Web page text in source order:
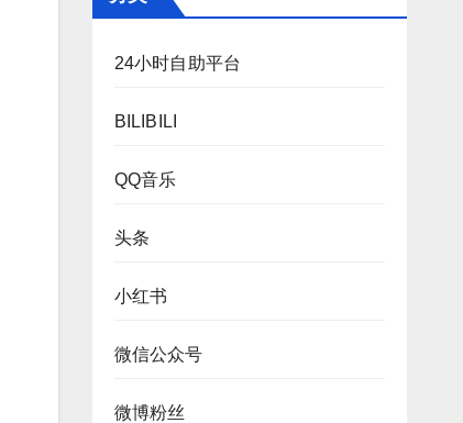
24小时自助平台
BILIBILI
QQ音乐
头条
小红书
微信公众号
微博粉丝